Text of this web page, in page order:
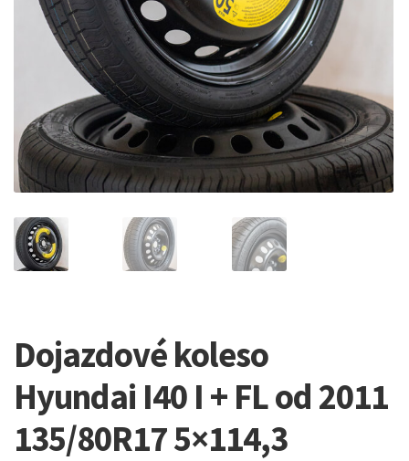
Dojazdové koleso
Hyundai I40 I + FL od 2011
135/80R17 5×114,3